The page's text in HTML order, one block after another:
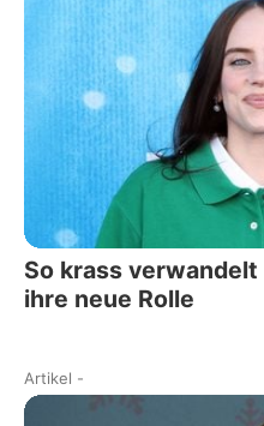
So krass
ihre neue Rolle
Artikel -